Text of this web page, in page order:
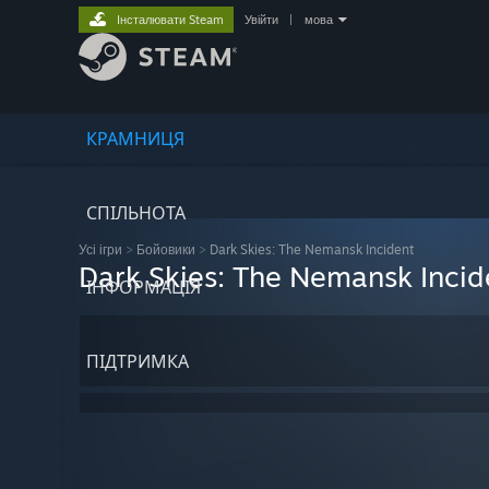
КРАМНИЦЯ
СПІЛЬНОТА
ІНФОРМАЦІЯ
ПІДТРИМКА
Інсталювати Steam Увійти мова
Усі ігри > Бойовики > Dark Skies: The Nemansk Incident
Dark Skies: The Nemansk